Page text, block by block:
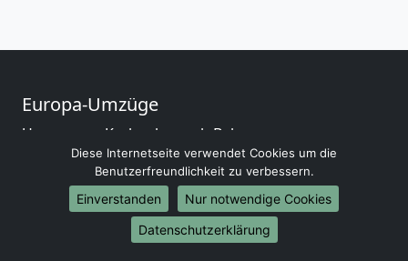
Europa-Umzüge
Umzug von Karlsruhe nach Belarus
Umzug von Karlsruhe nach Belgien
Umzug von Karlsruhe nach Bulgarien
Umzug von Karlsruhe nach Dänemark
Umzug von Karlsruhe nach England
Umzug von Karlsruhe nach Portugal
Diese Internetseite verwendet Cookies um die
Benutzerfreundlichkeit zu verbessern.
Einverstanden
Nur notwendige Cookies
Datenschutzerklärung